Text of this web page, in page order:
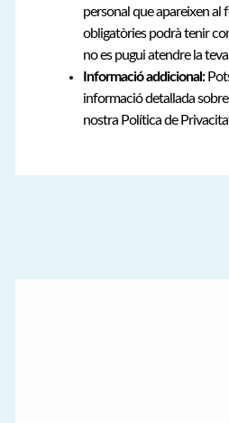
personal que apareixen al
obligatòries podrà tenir
no es pugui atendre la teva
Informació addicional:
informació detallada
nostra Política de